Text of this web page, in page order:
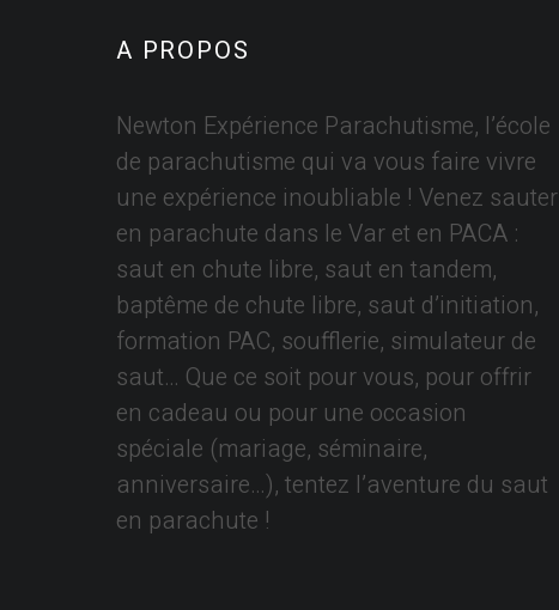
A PROPOS
Newton Expérience Parachutisme, l’école
de parachutisme qui va vous faire vivre
une expérience inoubliable ! Venez sauter
en parachute dans le Var et en PACA :
saut en chute libre, saut en tandem,
baptême de chute libre, saut d’initiation,
formation PAC, soufflerie, simulateur de
saut… Que ce soit pour vous, pour offrir
en cadeau ou pour une occasion
spéciale (mariage, séminaire,
anniversaire…), tentez l’aventure du saut
en parachute !